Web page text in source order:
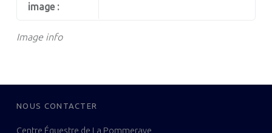
Image info
image :
FOOTER SIDEBAR
NOUS CONTACTER
Centre Équestre de La Pommeraye